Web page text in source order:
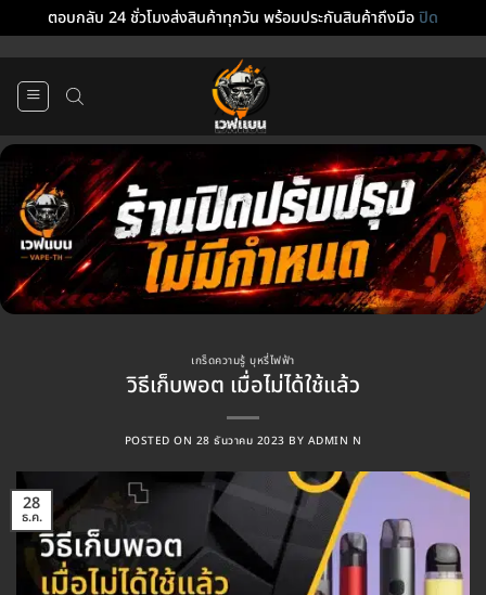
ตอบกลับ 24 ชั่วโมงส่งสินค้าทุกวัน พร้อมประกันสินค้าถึงมือปิด
เกร็ดความรู้ บุหรี่ไฟฟ้า
วิธีเก็บพอต เมื่อไม่ได้ใช้แล้ว
POSTED ON 28 ธันวาคม 2023 BY ADMIN N
28
ธ.ค.